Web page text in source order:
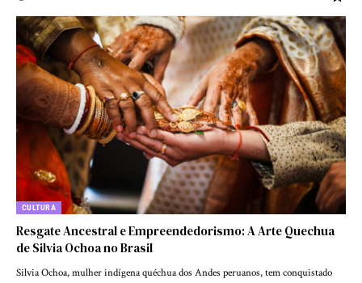
CULTURA
Resgate Ancestral e Empreendedorismo: A Arte Quechua
de Silvia Ochoa no Brasil
Silvia Ochoa, mulher indígena quéchua dos Andes peruanos, tem conquistado